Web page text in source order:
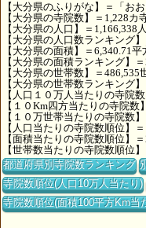
【大分県のふりがな】＝「おお
【大分県の寺院数】＝1,228カ
【大分県の人口】＝1,166,338人
【大分県の人口数ランキング
【大分県の面積】＝6,340.71平
【大分県の面積ランキング】
【大分県の世帯数】＝486,535
【大分県の世帯数ランキング
【人口１０万人当たりの寺院
【１０Km四方当たりの寺院数
【１０万世帯当たりの寺院数
【人口当たりの寺院数順位】
【面積当たりの寺院数順位】
【世帯数当たりの寺院数順位
都道府県別寺院数ランキング
寺院数順位(人口10万人当たり)
寺院数順位(面積100平方Km当